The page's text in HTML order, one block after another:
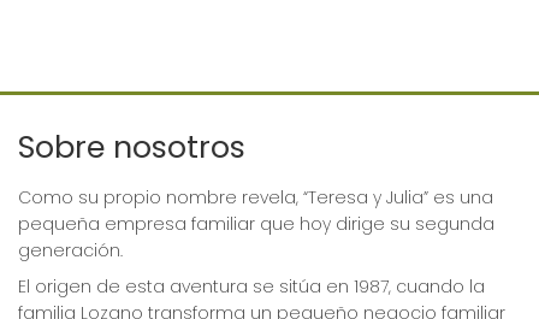
Sobre nosotros
Como su propio nombre revela, “Teresa y Julia” es una
pequeña empresa familiar que hoy dirige su segunda
generación.
El origen de esta aventura se sitúa en 1987, cuando la
familia Lozano transforma un pequeño negocio familiar